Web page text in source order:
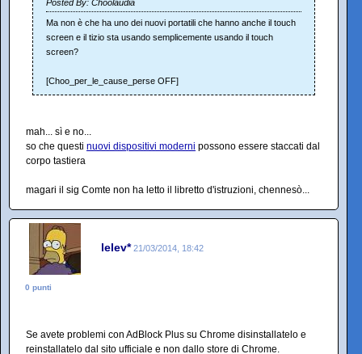
Posted By: Choolaudia
Ma non è che ha uno dei nuovi portatili che hanno anche il touch
screen e il tizio sta usando semplicemente usando il touch
screen?
[Choo_per_le_cause_perse OFF]
mah... sì e no...
so che questi nuovi dispositivi moderni possono essere staccati dal
corpo tastiera
magari il sig Comte non ha letto il libretto d'istruzioni, chennesò...
lelev* 21/03/2014, 18:42
0 punti
Se avete problemi con AdBlock Plus su Chrome disinstallatelo e
reinstallatelo dal sito ufficiale e non dallo store di Chrome.